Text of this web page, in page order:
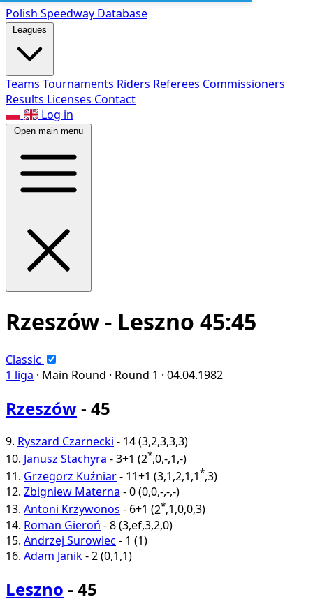
Polish Speedway Database
Leagues
Teams Tournaments Riders Referees Commissioners
Results Licenses Contact
Log in
Open main menu
Rzeszów - Leszno 45:45
Classic
1 liga · Main Round · Round 1 · 04.04.1982
Rzeszów- 45
9. Ryszard Czarnecki - 14(3,2,3,3,3)
10. Janusz Stachyra -3+1 (2*,0,-,1,-)
11. Grzegorz Kuźniar- 11+1 (3,1,2,1,1*,3)
12. Zbigniew Materna -0(0,0,-,-,-)
13. Antoni Krzywonos - 6+1 (2*,1,0,0,3)
14. Roman Gieroń -8(3,ef,3,2,0)
15. Andrzej Surowiec - 1 (1)
16. Adam Janik-2(0,1,1)
Leszno - 45